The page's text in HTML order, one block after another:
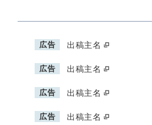
広告 出稿主名
広告 出稿主名
広告 出稿主名
広告 出稿主名